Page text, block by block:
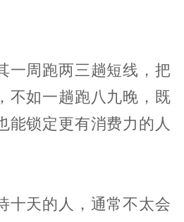
一周跑两三趟短线，把
不如一趟跑八九晚，既
能锁定更有消费力的人
十天的人，通常不太会